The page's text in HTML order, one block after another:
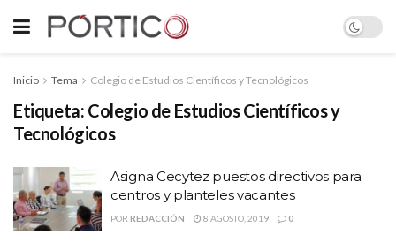
Inicio Tema Colegio de Estudios Científicos y Tecnológicos
Etiqueta: Colegio de Estudios Científicos y
Tecnológicos
Asigna Cecytez puestos directivos para
centros y planteles vacantes
POR REDACCIÓN 8 AGOSTO, 2019 0